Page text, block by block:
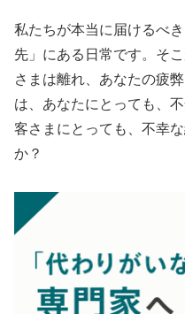
私たちが本当に届けるべ
先」にある日常です。そ
さまは離れ、あなたの疲
は、あなたにとっても、
客さまにとっても、不幸
か？